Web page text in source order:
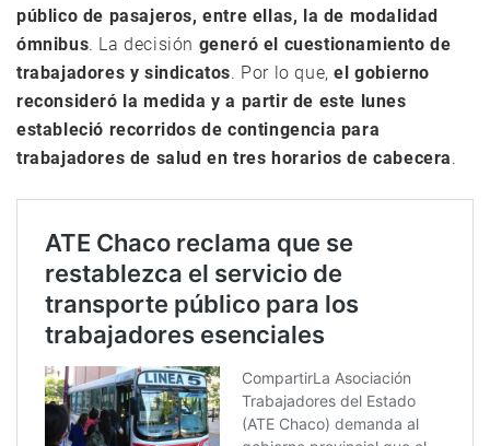
público de pasajeros, entre ellas, la de modalidad
ómnibus. La decisión generó el cuestionamiento de
trabajadores y sindicatos. Por lo que,el gobierno
reconsideró la medida y a partir de este lunes
estableció recorridos de contingencia para
trabajadores de salud en tres horarios de cabecera.